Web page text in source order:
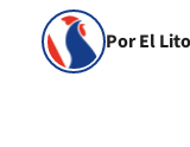
Por El